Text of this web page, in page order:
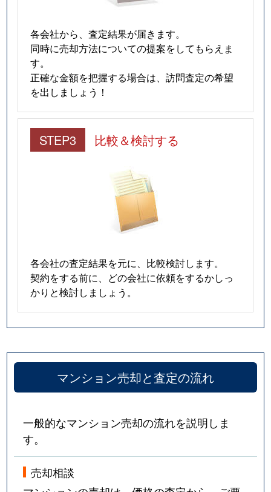
各会社から、査定結果が届きます。
同時に売却方法についての提案をしてもらえま
す。
正確な金額を把握する場合は、訪問査定の希望
を出しましょう！
STEP3 比較＆検討する
各会社の査定結果を元に、比較検討します。
契約をする前に、どの会社に依頼をするかしっ
かりと検討しましょう。
マンション売却と査定の流れ
一般的なマンション売却の流れを説明しま
す。
売却相談